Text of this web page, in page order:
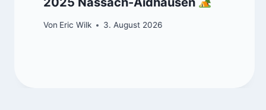
Von Eric Wilk 3. August 2026